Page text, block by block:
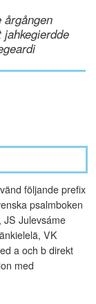
årgången
följande prefix
psalmboken
JS Julevsáme
VK
a och b direkt
med